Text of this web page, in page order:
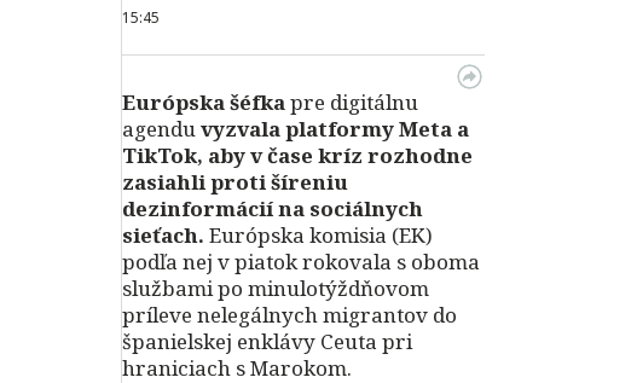
15:45
Európska šéfkapre digitálnu
agenduvyzvala platformy Meta a
TikTok, aby v čase kríz rozhodne
zasiahli proti šíreniu
dezinformácií na sociálnych
sieťach. Európska komisia (EK)
podľa nej v piatok rokovala s oboma
službami po minulotýždňovom
príleve nelegálnych migrantov do
španielskej enklávy Ceuta pri
hraniciach s Marokom.